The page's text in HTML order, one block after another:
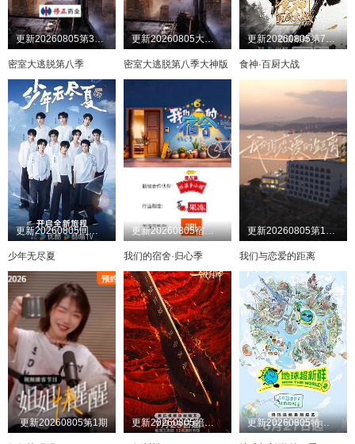
更新20260805第3期：公馆离情Ⅰ上
密室大逃脱第八季
更新20260805大神版第3期：密神团飙戏圆谎二
密室大逃脱第八季大神版
更新20260805第7期上
食神·百厨大战
更新20260805同学录
少年无尽夏
更新20260805宿舍不熄灯第11期
我们的宿舍·归心季
更新20260805第10期
我们与恋爱的距离
更新20260805第1期 更新20260805陪看第2期 更新20260805特别联动